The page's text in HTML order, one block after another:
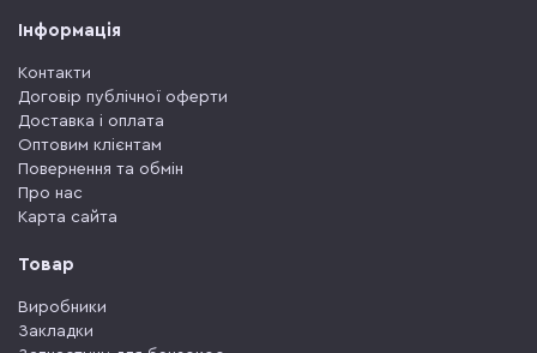
Інформація
Контакти
Договір публічної оферти
Доставка і оплата
Оптовим клієнтам
Повернення та обмін
Про нас
Карта сайта
Товар
Виробники
Закладки